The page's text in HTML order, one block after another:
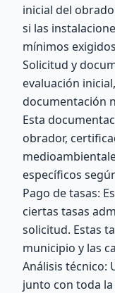
inicial del
si las
mínimos
Solicitud y
evaluación
documentación
Esta
obrador,
específicos
Pago de tasas:
ciertas tasas
solicitud. Estas
municipio y las
Análisis técnico:
junto con toda